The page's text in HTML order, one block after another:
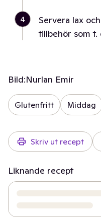
4
Servera lax
tillbehör som t.
Bild:Nurlan Emir
Glutenfritt Middag
Skriv ut recept
Liknande recept